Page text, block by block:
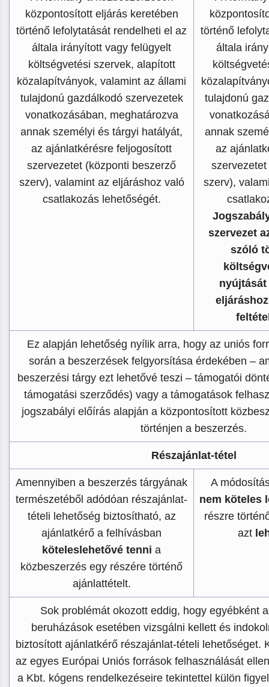
központosított eljárás keretében
történő lefolytatását rendelheti el az
általa irányított vagy felügyelt
költségvetési szervek, alapított
közalapítványok, valamint az állami
tulajdonú gazdálkodó szervezetek
vonatkozásában, meghatározva
annak személyi és tárgyi hatályát,
az ajánlatkérésre feljogosított
szervezetet (központi beszerző
szerv), valamint az eljáráshoz való
csatlakozás lehetőségét.
történő
általa
tulajdonú
annak
az
szerv),
szervezet
szóló
Ez alapján lehetőség nyílik arra, hogy az uniós
során a beszerzések felgyorsítása érdekében –
beszerzési tárgy ezt lehetővé teszi – támogatói
támogatási szerződés) vagy a támogatások
jogszabályi előírás alapján a központosított
történjen a beszerzés.
Részajánlat-tétel
Amennyiben a beszerzés tárgyának
természetéből adódóan részajánlat-
tételi lehetőség biztosítható, az
ajánlatkérő a felhívásban
köteleslehetővé tenni a
közbeszerzés egy részére történő
ajánlattételt.
A
nem köteles
részre
azt
Sok problémát okozott eddig, hogy egyébként
beruházások esetében vizsgálni kellett és
biztosított ajánlatkérő részajánlat-tételi lehetőséget.
az egyes Európai Uniós források felhasználását
a Kbt. kógens rendelkezéseire tekintettel külön